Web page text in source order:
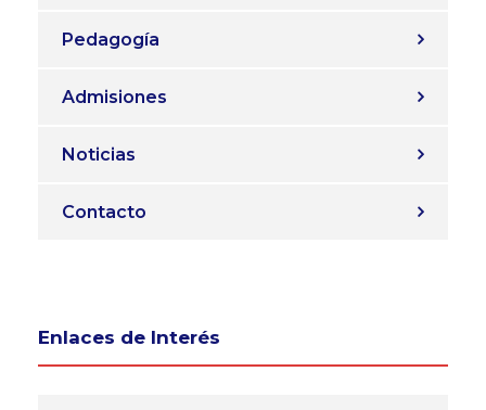
Pedagogía
Admisiones
Noticias
Contacto
Enlaces de Interés